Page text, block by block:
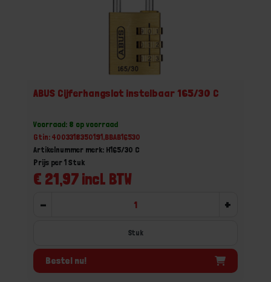
ABUS Cijferhangslot instelbaar 165/30 C
Voorraad: 8 op voorraad
Gtin: 4003318350191,BBAB16530
Artikelnummer merk: H165/30 C
€ 21,97 incl. BTW
Prijs per 1 Stuk
- +
Stuk
Bestel nu!